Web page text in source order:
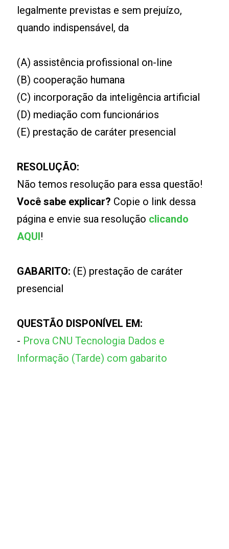
legalmente previstas e sem prejuízo,
quando indispensável, da
(A) assistência profissional on-line
(B) cooperação humana
(C) incorporação da inteligência artificial
(D) mediação com funcionários
(E) prestação de caráter presencial
RESOLUÇÃO:
Não temos resolução para essa questão!
Você sabe explicar? Copie o link dessa
página e envie sua resolução clicando
AQUI!
GABARITO: (E) prestação de caráter
presencial
QUESTÃO DISPONÍVEL EM:
- Prova CNU Tecnologia Dados e
Informação (Tarde) com gabarito